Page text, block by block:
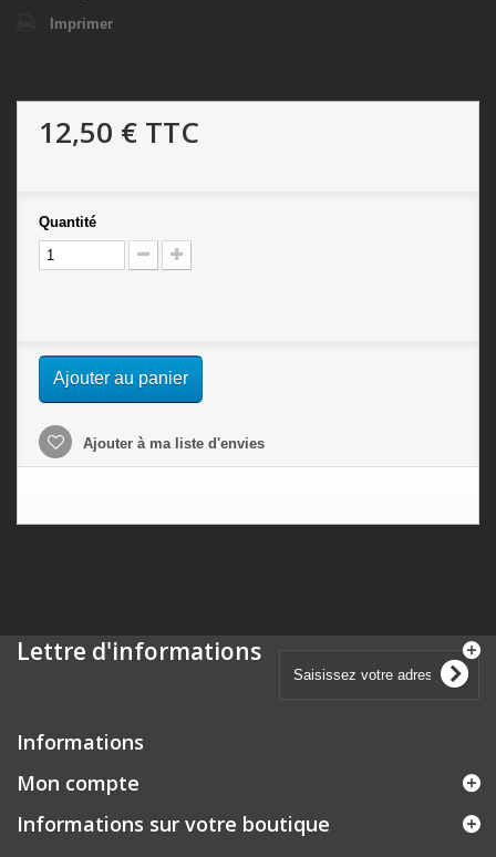
Imprimer
12,50 € TTC
Quantité
Ajouter au panier
Ajouter à ma liste d'envies
Lettre d'informations
Informations
Mon compte
Informations sur votre boutique